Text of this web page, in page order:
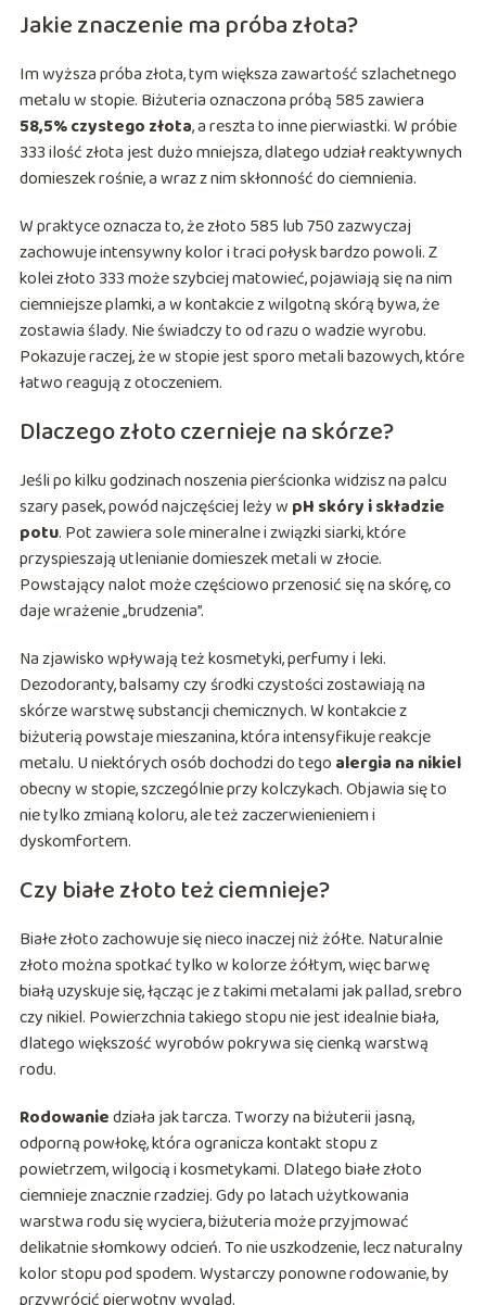
Jakie znaczenie ma próba złota?
Im wyższa próba złota, tym większa zawartość szlachetnego
metalu w stopie. Biżuteria oznaczona próbą 585 zawiera
58,5% czystego złota, a reszta to inne pierwiastki. W próbie
333 ilość złota jest dużo mniejsza, dlatego udział reaktywnych
domieszek rośnie, a wraz z nim skłonność do ciemnienia.
W praktyce oznacza to, że złoto 585 lub 750 zazwyczaj
zachowuje intensywny kolor i traci połysk bardzo powoli. Z
kolei złoto 333 może szybciej matowieć, pojawiają się na nim
ciemniejsze plamki, a w kontakcie z wilgotną skórą bywa, że
zostawia ślady. Nie świadczy to od razu o wadzie wyrobu.
Pokazuje raczej, że w stopie jest sporo metali bazowych, które
łatwo reagują z otoczeniem.
Dlaczego złoto czernieje na skórze?
Jeśli po kilku godzinach noszenia pierścionka widzisz na palcu
szary pasek, powód najczęściej leży w pH skóry i składzie
potu. Pot zawiera sole mineralne i związki siarki, które
przyspieszają utlenianie domieszek metali w złocie.
Powstający nalot może częściowo przenosić się na skórę, co
daje wrażenie „brudzenia”.
Na zjawisko wpływają też kosmetyki, perfumy i leki.
Dezodoranty, balsamy czy środki czystości zostawiają na
skórze warstwę substancji chemicznych. W kontakcie z
biżuterią powstaje mieszanina, która intensyfikuje reakcje
metalu. U niektórych osób dochodzi do tego alergia na nikiel
obecny w stopie, szczególnie przy kolczykach. Objawia się to
nie tylko zmianą koloru, ale też zaczerwienieniem i
dyskomfortem.
Czy białe złoto też ciemnieje?
Białe złoto zachowuje się nieco inaczej niż żółte. Naturalnie
złoto można spotkać tylko w kolorze żółtym, więc barwę
białą uzyskuje się, łącząc je z takimi metalami jak pallad, srebro
czy nikiel. Powierzchnia takiego stopu nie jest idealnie biała,
dlatego większość wyrobów pokrywa się cienką warstwą
rodu.
Rodowaniedziała jak tarcza. Tworzy na biżuterii jasną,
odporną powłokę, która ogranicza kontakt stopu z
powietrzem, wilgocią i kosmetykami. Dlatego białe złoto
ciemnieje znacznie rzadziej. Gdy po latach użytkowania
warstwa rodu się wyciera, biżuteria może przyjmować
delikatnie słomkowy odcień. To nie uszkodzenie, lecz naturalny
kolor stopu pod spodem. Wystarczy ponowne rodowanie, by